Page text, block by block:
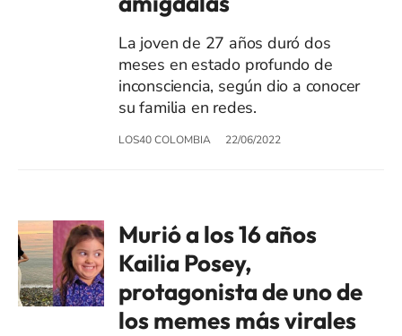
La joven de 27 años duró dos
meses en estado profundo de
inconsciencia, según dio a conocer
su familia en redes.
LOS40 COLOMBIA 22/06/2022
Murió a los 16 años
Kailia Posey,
protagonista de uno de
los memes más virales